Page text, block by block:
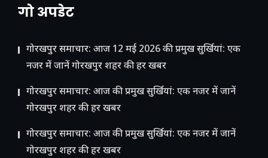
गो अपडेट
गोरखपुर समाचार: आज 12 मई 2026 की प्रमुख सुर्खियां: एक
नजर में जानें गोरखपुर शहर की हर खबर
गोरखपुर समाचार: आज की प्रमुख सुर्खियां: एक नजर में जानें
गोरखपुर शहर की हर खबर
गोरखपुर समाचार: आज की प्रमुख सुर्खियां: एक नजर में जानें
गोरखपुर शहर की हर खबर